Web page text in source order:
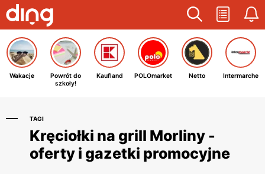
Wakacje
Powrót do
szkoły!
Kaufland POLOmarket Netto Intermarche
TAGI
Kręciołki na grill Morliny -
oferty i gazetki promocyjne